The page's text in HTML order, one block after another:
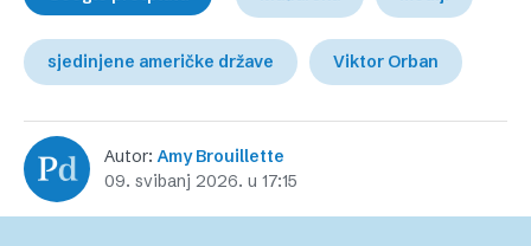
sjedinjene američke države Viktor Orban
Autor:Amy Brouillette
09. svibanj 2026. u 17:15